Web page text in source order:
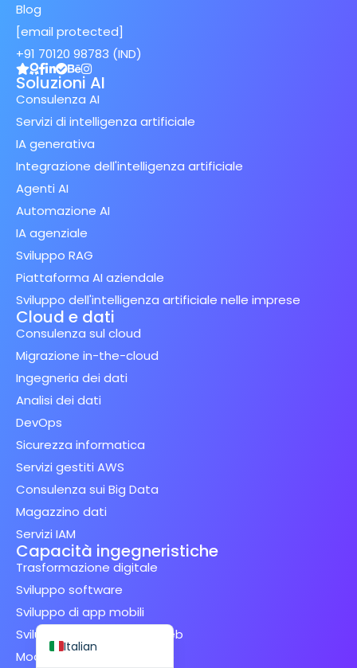
Blog
[email protected]
+91 70120 98783 (IND)
Soluzioni AI
Consulenza AI
Servizi di intelligenza artificiale
IA generativa
Integrazione dell'intelligenza artificiale
Agenti AI
Automazione AI
IA agenziale
Sviluppo RAG
Piattaforma AI aziendale
Sviluppo dell'intelligenza artificiale nelle imprese
Cloud e dati
Consulenza sul cloud
Migrazione in-the-cloud
Ingegneria dei dati
Analisi dei dati
DevOps
Sicurezza informatica
Servizi gestiti AWS
Consulenza sui Big Data
Magazzino dati
Servizi IAM
Capacità ingegneristiche
Trasformazione digitale
Sviluppo software
Sviluppo di app mobili
Sviluppo di applicazioni Web
Modernizzazione delle app
Italian
English
Spanish (Mexico)
French
German
Japanese
Dutch
Swedish
Spanish (Spain)